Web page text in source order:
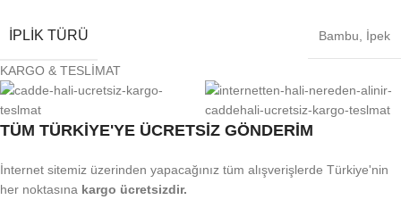
İPLIK TÜRÜ Bambu İpek
KARGO & TESLİMAT
TÜM TÜRKİYE'YE ÜCRETSİZ GÖNDERİM
İnternet sitemiz üzerinden yapacağınız tüm alışverişlerde Türkiye'nin
her noktasına kargo ücretsizdir.